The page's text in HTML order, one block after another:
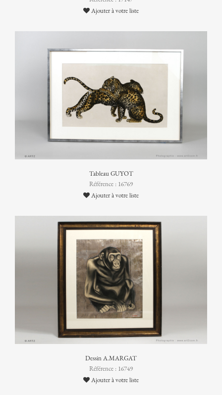
Ajouter à votre liste
Tableau GUYOT
Référence : 16769
Ajouter à votre liste
Dessin A.MARGAT
Référence : 16749
Ajouter à votre liste